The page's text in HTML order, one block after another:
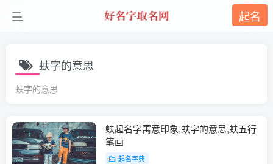
起名
蚨字的意思
蚨字的意思
蚨起名字寓意印象,蚨字的意思,蚨五行
笔画
起名字典